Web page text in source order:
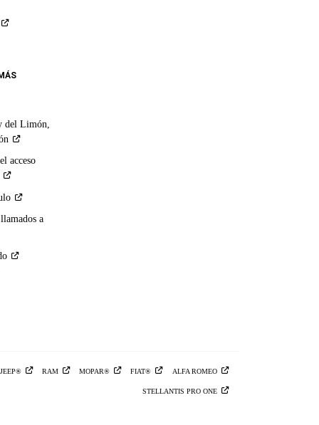
del Limón,
acceso
a
JEEP® RAM MOPAR® FIAT® ALFAROMEO
STELLANTIS PRO ONE